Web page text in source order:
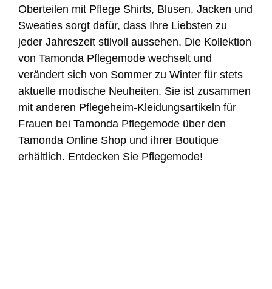
Oberteilen mit Pflege Shirts, Blusen, Jacken und
Sweaties sorgt dafür, dass Ihre Liebsten zu
jeder Jahreszeit stilvoll aussehen. Die Kollektion
von Tamonda Pflegemode wechselt und
verändert sich von Sommer zu Winter für stets
aktuelle modische Neuheiten. Sie ist zusammen
mit anderen Pflegeheim-Kleidungsartikeln für
Frauen bei Tamonda Pflegemode über den
Tamonda Online Shop und ihrer Boutique
erhältlich. Entdecken Sie Pflegemode!